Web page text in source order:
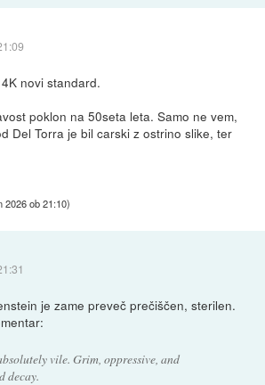
novi standard.
poklon na 50seta leta. Samo ne vem,
Del Torra je bil carski z ostrino slike, ter
2026 ob 21:10)
je zame preveč prečiščen, sterilen.
vile. Grim, oppressive, and
decay.